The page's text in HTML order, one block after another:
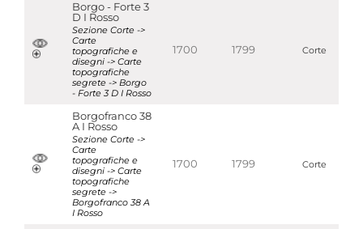
Borgo - Forte 3
D I Rosso
Sezione Corte ->
Carte
topografiche e
disegni -> Carte
topografiche
segrete -> Borgo
- Forte 3 D I Rosso
1700 1799 Corte
Borgofranco 38
A I Rosso
Sezione Corte ->
Carte
topografiche e
disegni -> Carte
topografiche
segrete ->
Borgofranco 38 A
I Rosso
1700 1799 Corte